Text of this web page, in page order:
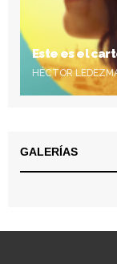
Este es el
HÉCTOR
GALERÍAS